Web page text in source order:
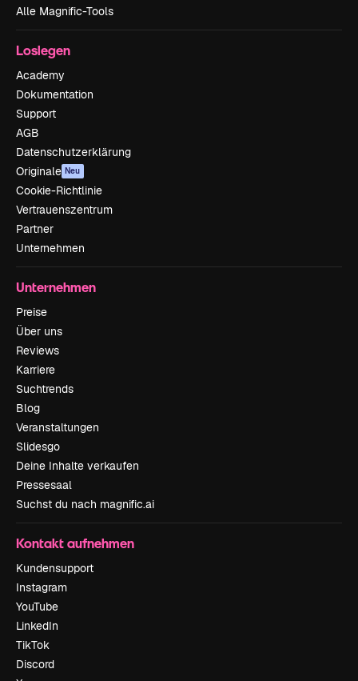
Alle Magnific-Tools
Loslegen
Academy
Dokumentation
Support
AGB
Datenschutzerklärung
Originale Neu
Cookie-Richtlinie
Vertrauenszentrum
Partner
Unternehmen
Unternehmen
Preise
Über uns
Reviews
Karriere
Suchtrends
Blog
Veranstaltungen
Slidesgo
Deine Inhalte verkaufen
Pressesaal
Suchst du nach magnific.ai
Kontakt aufnehmen
Kundensupport
Instagram
YouTube
LinkedIn
TikTok
Discord